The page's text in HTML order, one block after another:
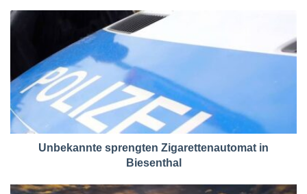
Unbekannte sprengten Zigarettenautomat in
Biesenthal